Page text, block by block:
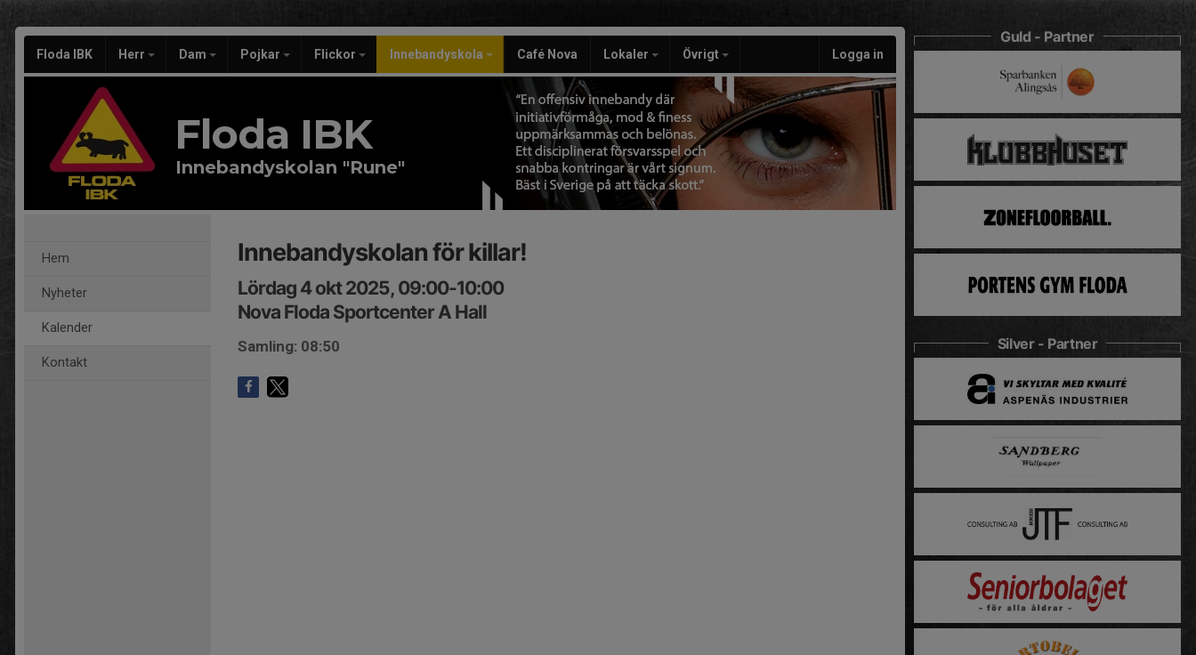
Floda IBK Herr Dam Pojkar Flickor Innebandyskola Café Nova Lokaler Övrigt Logga in
Floda IBK
Innebandyskolan "Rune"
Hem
Nyheter
Kalender
Kontakt
Innebandyskolan för killar!
Lördag 4 okt 2025, 09:00-10:00
Nova Floda Sportcenter A Hall
Samling: 08:50
Guld - Partner
Silver - Partner